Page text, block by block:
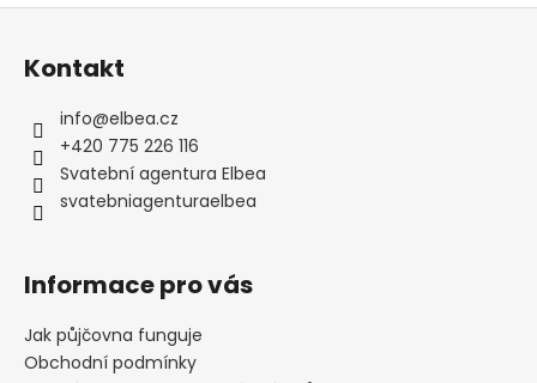
Z
Kontakt
info@elbea.cz
+420 775 226 116
Svatební agentura Elbea
svatebniagenturaelbea
Informace pro vás
Jak půjčovna funguje
Obchodní podmínky